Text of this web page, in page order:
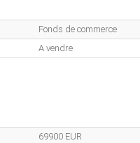
Fonds de commerce
A vendre
69900 EUR